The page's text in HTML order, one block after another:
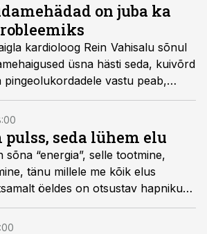
on juba ka
Rein Vahisalu sõnul
üsna hästi seda, kuivõrd
kirjutas Tallinna linnavalitsuse häälekandja Pealinn.
seda lühem elu
“energia”, selle tootmine,
tänu millele me kõik elus
vahekord.